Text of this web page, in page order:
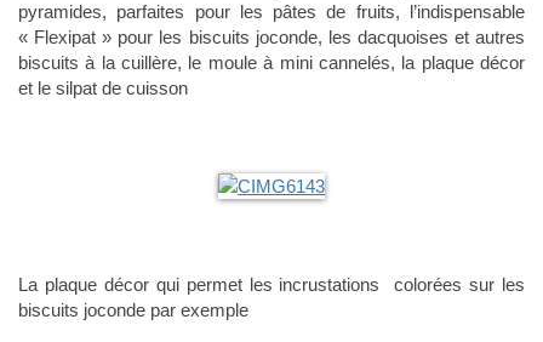
pyramides, parfaites pour les pâtes de fruits, l’indispensable
« Flexipat » pour les biscuits joconde, les dacquoises et autres
biscuits à la cuillère, le moule à mini cannelés, la plaque décor
et le silpat de cuisson
La plaque décor qui permet les incrustations colorées sur les
biscuits joconde par exemple